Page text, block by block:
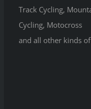
Track Cycling,
Cycling, Motocross
and all other kinds